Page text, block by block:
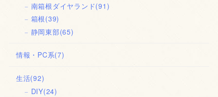
南箱根ダイヤランド(91)
箱根(39)
静岡東部(65)
情報・PC系(7)
生活(92)
DIY(24)